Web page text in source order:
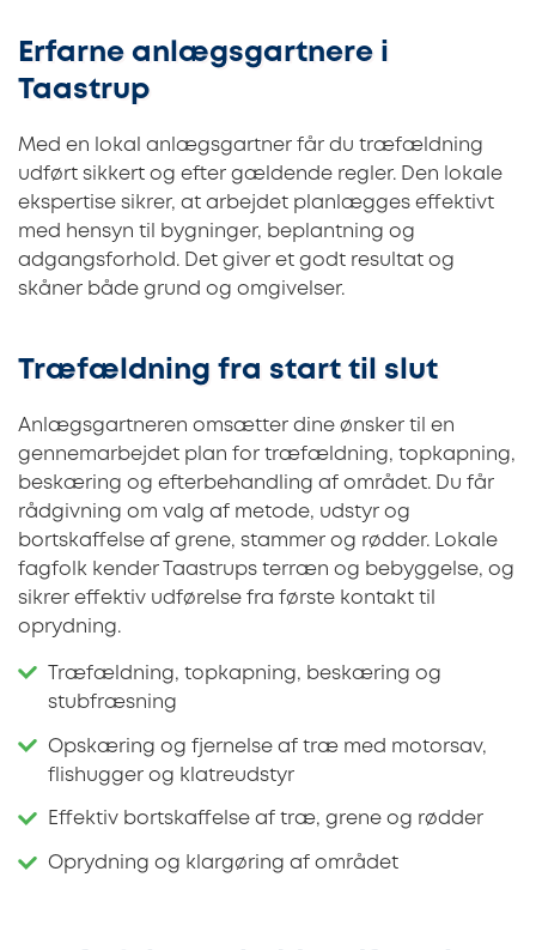
Erfarne anlægsgartnere i
Taastrup
Med en lokal anlægsgartner får du træfældning
udført sikkert og efter gældende regler. Den lokale
ekspertise sikrer, at arbejdet planlægges effektivt
med hensyn til bygninger, beplantning og
adgangsforhold. Det giver et godt resultat og
skåner både grund og omgivelser.
Træfældning fra start til slut
Anlægsgartneren omsætter dine ønsker til en
gennemarbejdet plan for træfældning, topkapning,
beskæring og efterbehandling af området. Du får
rådgivning om valg af metode, udstyr og
bortskaffelse af grene, stammer og rødder. Lokale
fagfolk kender Taastrups terræn og bebyggelse, og
sikrer effektiv udførelse fra første kontakt til
oprydning.
Træfældning, topkapning, beskæring og
stubfræsning
Opskæring og fjernelse af træ med motorsav,
flishugger og klatreudstyr
Effektiv bortskaffelse af træ, grene og rødder
Oprydning og klargøring af området